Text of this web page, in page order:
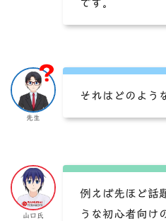
です。
先生
それはどのよう
山口氏
例えば先ほど話
うな初心者向け